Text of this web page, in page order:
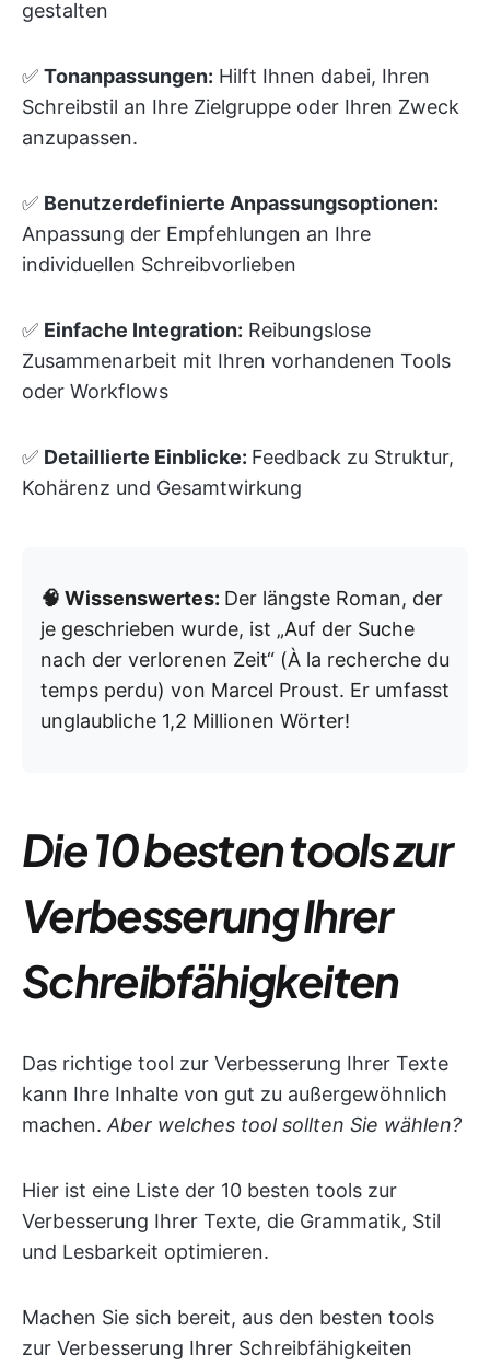
gestalten
✅ Tonanpassungen: Hilft Ihnen dabei, Ihren
Schreibstil an Ihre Zielgruppe oder Ihren Zweck
anzupassen.
✅ Benutzerdefinierte Anpassungsoptionen:
Anpassung der Empfehlungen an Ihre
individuellen Schreibvorlieben
✅ Einfache Integration: Reibungslose
Zusammenarbeit mit Ihren vorhandenen Tools
oder Workflows
✅ Detaillierte Einblicke: Feedback zu Struktur,
Kohärenz und Gesamtwirkung
🧠 Wissenswertes: Der längste Roman, der
je geschrieben wurde, ist „Auf der Suche
nach der verlorenen Zeit“ (À la recherche du
temps perdu) von Marcel Proust. Er umfasst
unglaubliche 1,2 Millionen Wörter!
Die 10 besten tools zur
Verbesserung Ihrer
Schreibfähigkeiten
Das richtige tool zur Verbesserung Ihrer Texte
kann Ihre Inhalte von gut zu außergewöhnlich
machen. Aber welches tool sollten Sie wählen?
Hier ist eine Liste der 10 besten tools zur
Verbesserung Ihrer Texte, die Grammatik, Stil
und Lesbarkeit optimieren.
Machen Sie sich bereit, aus den besten tools
zur Verbesserung Ihrer Schreibfähigkeiten